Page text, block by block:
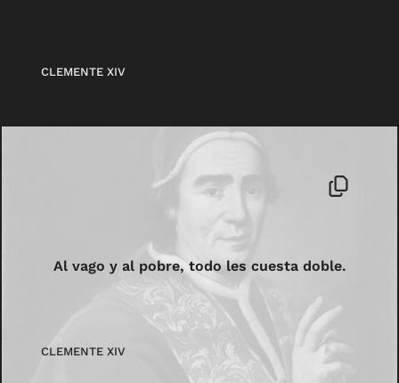
CLEMENTE XIV
Al vago y al pobre, todo les cuesta doble.
CLEMENTE XIV